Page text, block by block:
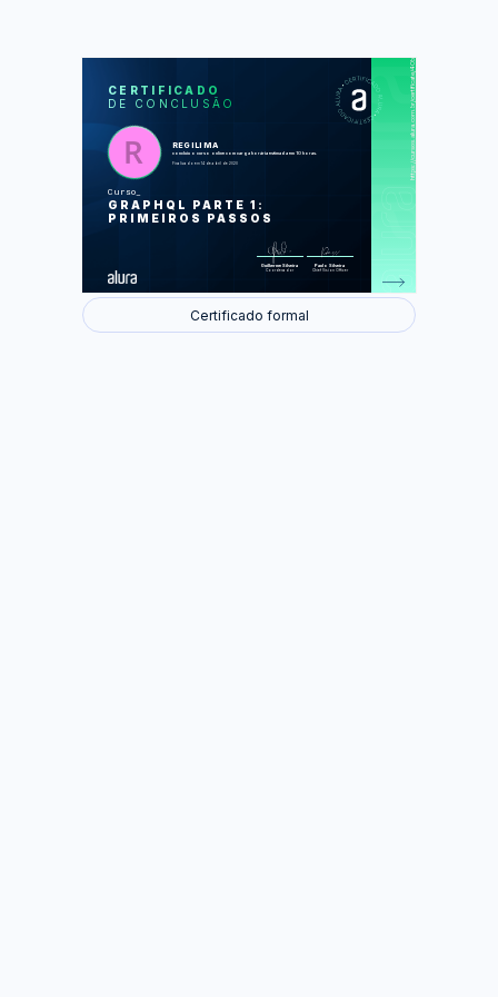
CERTIFICADO
DE CONCLUSÃO
REGILIMA
concluiu o curso online com carga horária estimada em 10 horas.
Finalizado em 14 de abril de 2020
Curso
GRAPHQL PARTE 1:
PRIMEIROS PASSOS
Guilherme Silveira
Coordenador
Paulo Silveira
Chief Vision Officer
https://cursos.alura.com.br/certificate/40b2b43d-b8d1-4d5e-958b-3c7f45331b6c
LAS
Introdução ao GraphQL
Criando o nosso cliente
Certificado formal